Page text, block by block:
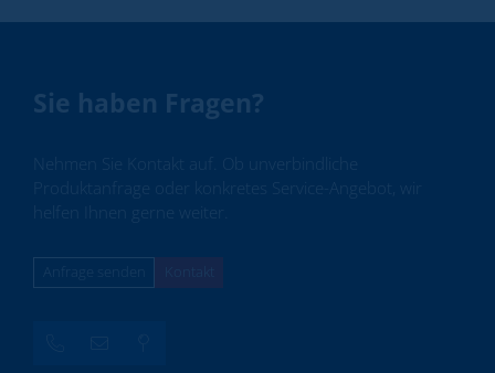
Sie haben Fragen?
Produktanfrage oder konkretes Service-Angebot, wir
helfen Ihnen gerne weiter.